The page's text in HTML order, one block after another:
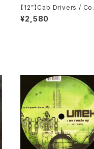
【12”】Cab Drivers /
ort Inn EP (Cabinet
rds) (cab 8)
¥2,580